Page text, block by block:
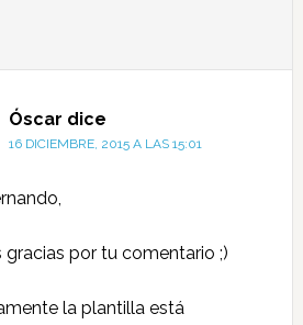
Óscar dice
16 DICIEMBRE, 2015 A LAS 15:01
gracias por tu comentario ;)
la plantilla está